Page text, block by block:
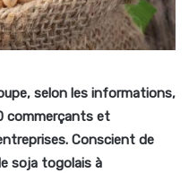
selon les informations,
commerçants et
Conscient de
soja togolais à